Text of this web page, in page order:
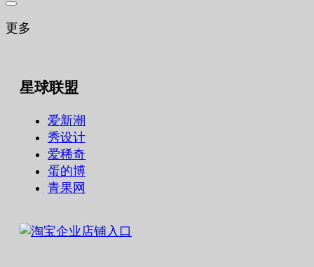
更多
星球联盟
爱新潮
秀设计
爱稀奇
蛋的博
青果网